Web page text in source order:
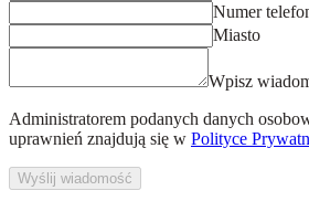
Numer
Miasto
Wpisz
Administratorem podanych danych
uprawnień znajdują się w Polityce
Wyślij wiadomość